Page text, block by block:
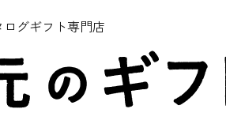
グギフト専門店